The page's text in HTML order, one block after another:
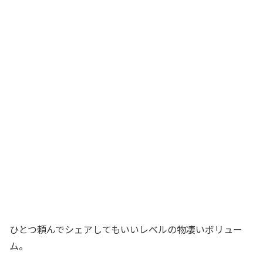
ひとつ頼んでシェアしてもいいレベルの物凄いボリュー
ム。